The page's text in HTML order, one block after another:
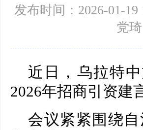
发布时间：2026-01-19
党琦
近日，乌拉特
2026年招商引资建
会议紧紧围绕